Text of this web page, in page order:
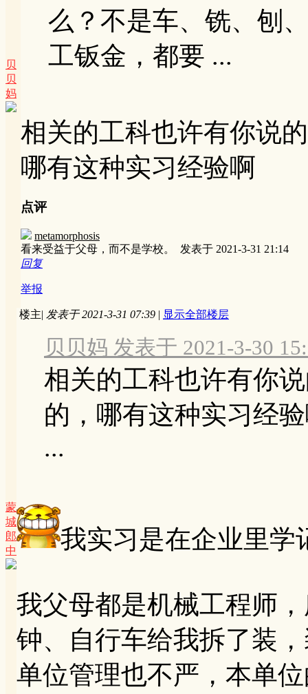
贝
贝
妈
么？不是车、铣、刨
工钣金，都要 ...
相关的工科也许有你说
哪有这种实习经验啊
点评
metamorphosis
看来受益于父母，而不是学校。 发表于 2021-3-31 21:14
回复
举报
蒙
城
郎
中
楼主| 发表于 2021-3-31 07:39 | 显示全部楼层
贝贝妈 发表于 2021-3-30
相关的工科也许有你
的，哪有这种实习经
...
我实习是在企业里学
我父母都是机械工程师
钟、自行车给我拆了装
单位管理也不严，本单